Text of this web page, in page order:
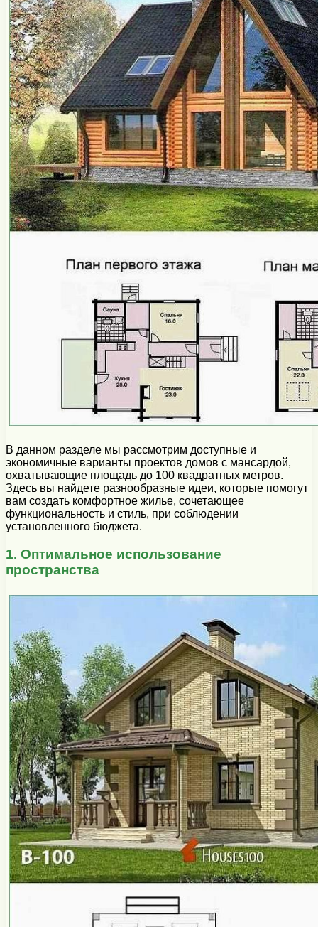
В данном разделе мы рассмотрим доступные и
экономичные варианты проектов домов с мансардой,
охватывающие площадь до 100 квадратных метров.
Здесь вы найдете разнообразные идеи, которые помогут
вам создать комфортное жилье, сочетающее
функциональность и стиль, при соблюдении
установленного бюджета.
1. Оптимальное использование
пространства